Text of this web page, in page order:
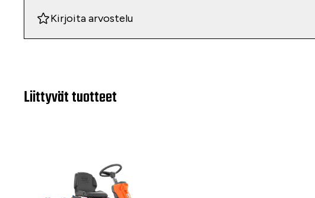
Kirjoita arvostelu
Liittyvät tuotteet